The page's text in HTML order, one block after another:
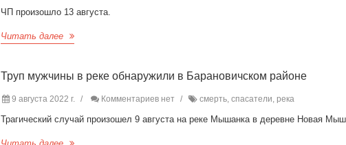
ЧП произошло 13 августа.
Читать далее
Труп мужчины в реке обнаружили в Барановичском районе
9 августа 2022 г. Комментариев нет смерть, спасатели, река
Трагический случай произошел 9 августа на реке Мышанка в деревне Новая